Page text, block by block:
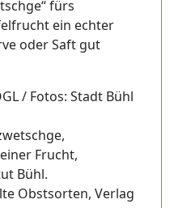
fürs
ein echter
oder Saft gut
/ Fotos: Stadt Bühl
Frucht,
Bühl.
Obstsorten, Verlag